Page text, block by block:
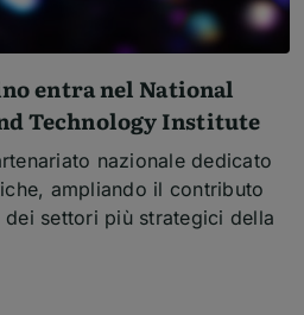
entra nel National
Technology Institute
nazionale dedicato
ampliando il contributo
settori più strategici della